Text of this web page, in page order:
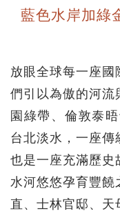
藍色水岸加綠
放眼全球每一座
們引以為傲的河流
園綠帶、倫敦泰
台北淡水，一座傳
也是一座充滿歷史
水河悠悠孕育豐饒
直、士林官邸、天